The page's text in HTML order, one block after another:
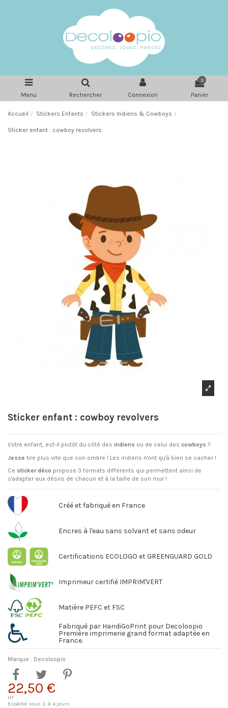
Menu Rechercher Connexion
0
Panier
Accueil Stickers Enfants Stickers Indiens & Cowboys
Sticker enfant : cowboy revolvers
Sticker enfant : cowboy revolvers
Votre enfant, est-il plutôt du côté des indiens ou de celui des cowboys ?
Jesse tire plus vite que son ombre ! Les indiens n'ont qu'à bien se cacher !
Ce sticker déco propose 3 formats différents qui permettent ainsi de
s'adapter aux désirs de chacun et à la taille de son mur !
Créé et fabriqué en France
Encres à l'eau sans solvant et sans odeur
Certifications ECOLOGO et GREENGUARD GOLD
Imprimeur certifié IMPRIM'VERT
Matière PEFC et FSC
Fabriqué par HandiGoPrint pour Decoloopio
Première imprimerie grand format adaptée en
France.
Marque : Decoloopio
22,50 €
HT
Expédié sous 2 à 4 jours